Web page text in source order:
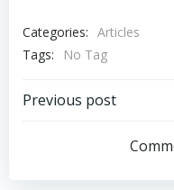
Categories: Articles
Tags:
No Tag
Previous post